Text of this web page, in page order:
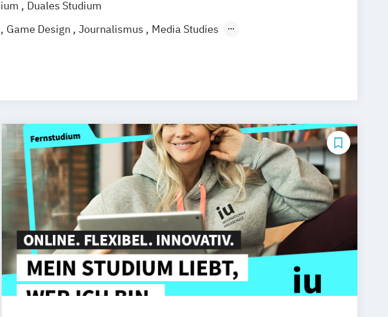
Duales Studium
Game Design Journalismus
Media Studies